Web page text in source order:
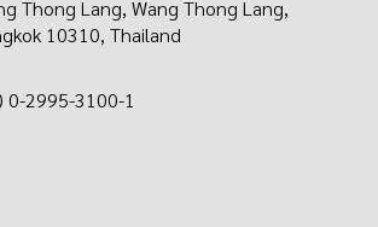
Thong Lang, Wang Thong Lang,
10310, Thailand
0-2995-3100-1